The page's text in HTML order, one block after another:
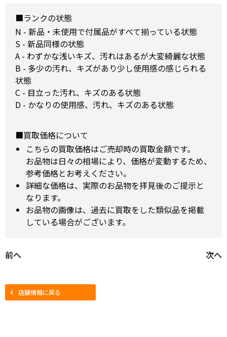
■ランクの状態
N - 新品・未使用で付属品がすべて揃っている状態
S - 新品同様の状態
A - わずかな浅いキズ、汚れはあるが大変綺麗な状態
B - 多少の汚れ、キズがあり少し使用感の感じられる
状態
C - 目立った汚れ、キズのある状態
D - かなりの使用感、汚れ、キズのある状態
■買取価格について
こちらの買取価格はご売却時の買取金額です。
お品物は日々の相場により、価格が変動するため、
参考価格とお考えください。
詳細な価格は、実際のお品物を拝見後のご提示と
なります。
お品物の画像は、過去に買取をした類似品を掲載
している場合がございます。
前へ 次へ
店舗情報に戻る